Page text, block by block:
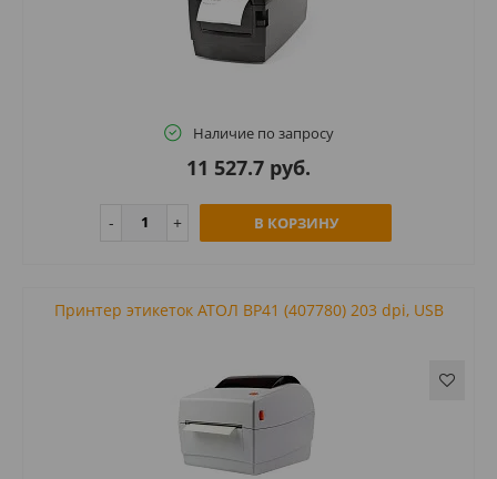
Наличие по запросу
11 527.7 руб.
В КОРЗИНУ
Принтер этикеток АТОЛ BP41 (407780) 203 dpi, USB